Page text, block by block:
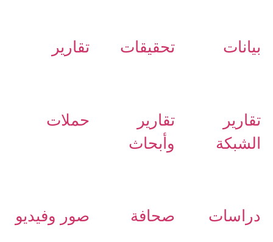
بيانات تحقيقات تقارير
تقارير
الشبكة
تقارير
وأبحاث
حملات
دراسات صحافة صور وفيديو